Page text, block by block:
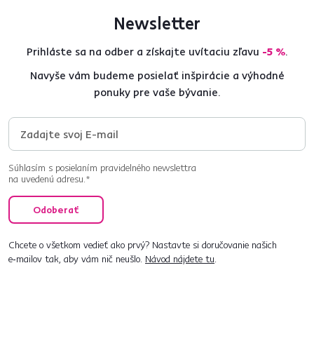
Newsletter
Prihláste sa na odber a získajte uvítaciu zľavu -5 %.
Navyše vám budeme posielať inšpirácie a výhodné
ponuky pre vaše bývanie.
Súhlasím s posielaním pravidelného newslettra
na uvedenú adresu.*
Odoberať
Chcete o všetkom vedieť ako prvý? Nastavte si doručovanie našich
e‑mailov tak, aby vám nič neušlo. Návod nájdete tu.